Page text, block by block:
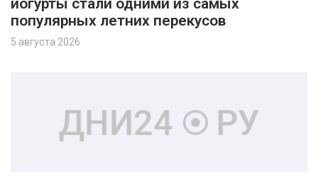
популярных летних перекусов
5 августа 2026